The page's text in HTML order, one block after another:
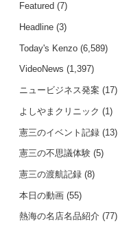
Featured (7)
Headline (3)
Today's Kenzo (6,589)
VideoNews (1,397)
ニュービジネス発案 (17)
よしやまクリニック (1)
憲三のイベント記録 (13)
憲三の不思議体験 (5)
憲三の渡航記録 (8)
本日の動画 (55)
熱海の名店名品紹介 (77)